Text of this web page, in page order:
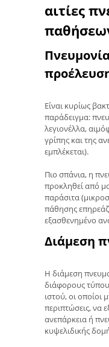
αιτίες
Είναι κυρίως
παράδειγμα:
λεγιονέλλα,
γρίπης και της
εμπλέκεται).
Πιο σπάνια, η
προκληθεί από
παράσιτα
πάθησης
εξασθενημένο
Διάμεση
Η διάμεση
διάφορους
ιστού, οι οποίοι
περιπτώσεις, να
ανεπάρκεια ή
κυψελιδικής